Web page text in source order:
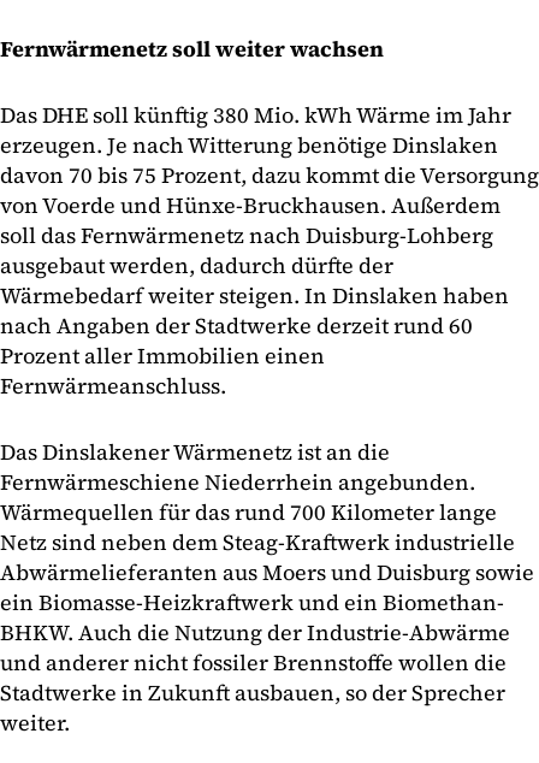
Fernwärmenetz soll weiter wachsen
Das DHE soll künftig 380 Mio. kWh Wärme im Jahr
erzeugen. Je nach Witterung benötige Dinslaken
davon 70 bis 75 Prozent, dazu kommt die Versorgung
von Voerde und Hünxe-Bruckhausen. Außerdem
soll das Fernwärmenetz nach Duisburg-Lohberg
ausgebaut werden, dadurch dürfte der
Wärmebedarf weiter steigen. In Dinslaken haben
nach Angaben der Stadtwerke derzeit rund 60
Prozent aller Immobilien einen
Fernwärmeanschluss.
Das Dinslakener Wärmenetz ist an die
Fernwärmeschiene Niederrhein angebunden.
Wärmequellen für das rund 700 Kilometer lange
Netz sind neben dem Steag-Kraftwerk industrielle
Abwärmelieferanten aus Moers und Duisburg sowie
ein Biomasse-Heizkraftwerk und ein Biomethan-
BHKW. Auch die Nutzung der Industrie-Abwärme
und anderer nicht fossiler Brennstoffe wollen die
Stadtwerke in Zukunft ausbauen, so der Sprecher
weiter.